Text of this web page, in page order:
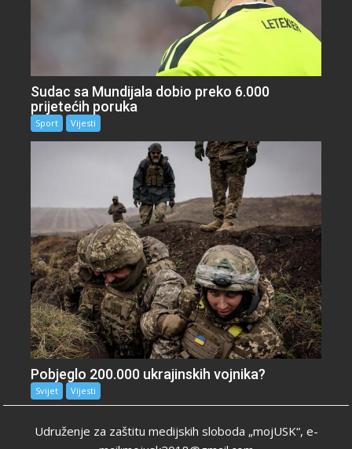
Sudac sa Mundijala dobio preko 6.000
prijetećih poruka
Sport Vijesti
Pobjeglo 200.000 ukrajinskih vojnika?
Svijet Vijesti
Udruženje za zaštitu medijskih sloboda „mojUSK“, e-